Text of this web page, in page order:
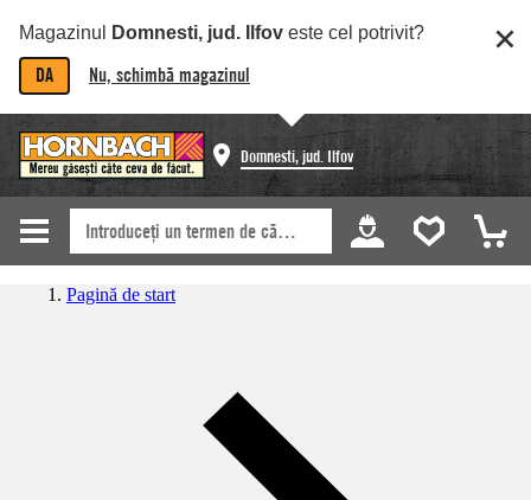
Magazinul Domnesti, jud. Ilfov este cel potrivit?
DA Nu, schimbă magazinul
Domnesti, jud. Ilfov
Pagină de start